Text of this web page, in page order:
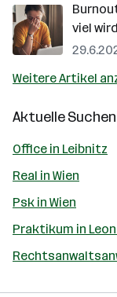
viel
Weitere Artikel
Aktuelle
Office in Leibnitz
Real in Wien
Psk in Wien
Praktikum in